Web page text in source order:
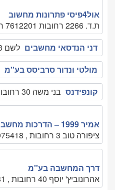
אול4פיסי פתרונות מחשוב
ת.ד. 2266 רחובות 7612201 רחובות , 050-3838385
דני הנדסאי מחשבים לשם 33 רחובות , 0523819931
מולטי ונדור סרביסס בע''מ
קונפידנס בני משה 30 רחובות , 089370594
אמיר 1999 – הדרכות מחשבים
ציפורה טוב 3 רחובות , 052-2975418
דרך המחשבה בע''מ
אהרונוביץ' יוסף 40 רחובות , 089361481